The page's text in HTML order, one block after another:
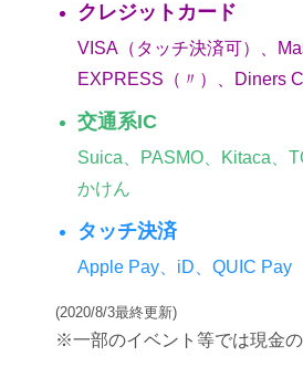
クレジットカード
VISA（タッチ決済可）、
EXPRESS（〃）、Diners
交通系IC
Suica、PASMO、Kitaca、
かけん
タッチ決済
Apple Pay、iD、QUIC Pay
(2020/8/3最終更新)
※一部のイベント等では現金